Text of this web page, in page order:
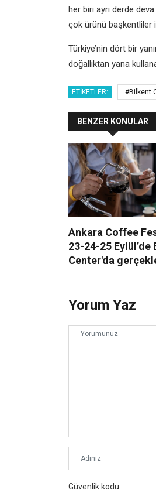
her biri ayrı derde
çok ürünü başkentliler
Türkiye’nin dört bir
doğallıktan yana
ETIKETLER: #Bilkent
BENZER KONULAR
Ankara Coffee
23-24-25 Eylül’de
Center'da
Yorum Yaz
Güvenlik kodu: